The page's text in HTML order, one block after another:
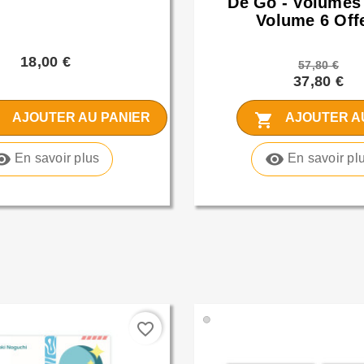
18,00 €
AJOUTER AU PANIER
En savoir plus
Volume 6
57,80 €
37,80 €
shopping_cart AJOUTER
visibility En savoir
favorite_border 🟢